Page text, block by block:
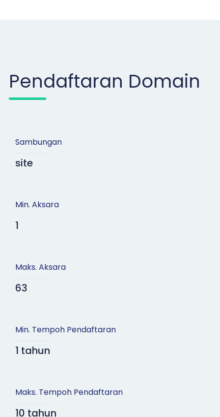
Pendaftaran Domain
Sambungan
site
Min. Aksara
1
Maks. Aksara
63
Min. Tempoh Pendaftaran
1 tahun
Maks. Tempoh Pendaftaran
10 tahun